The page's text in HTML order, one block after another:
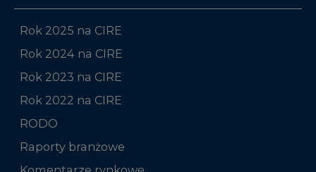
Rok 2025 na CIRE
Rok 2024 na CIRE
Rok 2023 na CIRE
Rok 2022 na CIRE
RODO
Raporty branżowe